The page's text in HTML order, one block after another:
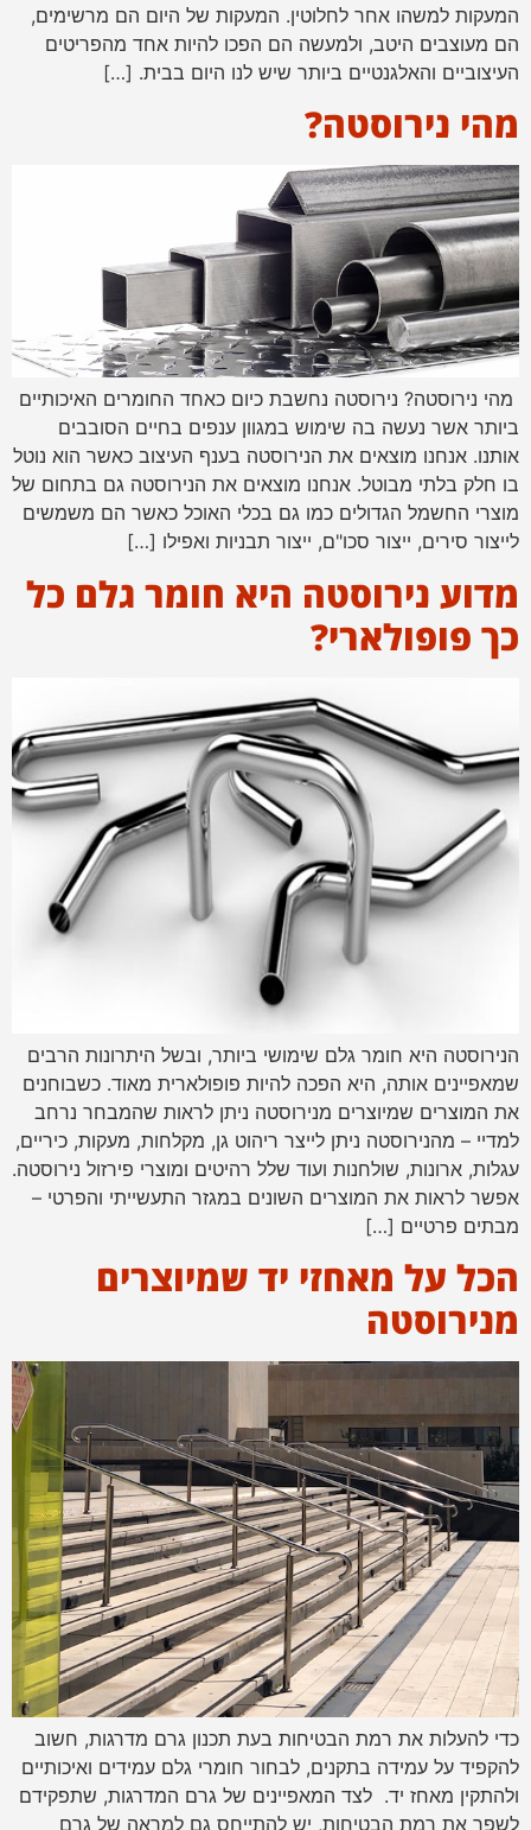
המעקות למשהו אחר לחלוטין. המעקות של היום הם מרשימים,
הם מעוצבים היטב, ולמעשה הם הפכו להיות אחד מהפריטים
העיצוביים והאלגנטיים ביותר שיש לנו היום בבית. […]
מהי נירוסטה?
מהי נירוסטה? נירוסטה נחשבת כיום כאחד החומרים האיכותיים
ביותר אשר נעשה בה שימוש במגוון ענפים בחיים הסובבים
אותנו. אנחנו מוצאים את הנירוסטה בענף העיצוב כאשר הוא נוטל
בו חלק בלתי מבוטל. אנחנו מוצאים את הנירוסטה גם בתחום של
מוצרי החשמל הגדולים כמו גם בכלי האוכל כאשר הם משמשים
לייצור סירים, ייצור סכו"ם, ייצור תבניות ואפילו […]
מדוע נירוסטה היא חומר גלם כל
כך פופולארי?
הנירוסטה היא חומר גלם שימושי ביותר, ובשל היתרונות הרבים
שמאפיינים אותה, היא הפכה להיות פופולארית מאוד. כשבוחנים
את המוצרים שמיוצרים מנירוסטה ניתן לראות שהמבחר נרחב
למדיי – מהנירוסטה ניתן לייצר ריהוט גן, מקלחות, מעקות, כיריים,
עגלות, ארונות, שולחנות ועוד שלל רהיטים ומוצרי פירזול נירוסטה.
אפשר לראות את המוצרים השונים במגזר התעשייתי והפרטי –
מבתים פרטיים […]
הכל על מאחזי יד שמיוצרים
מנירוסטה
כדי להעלות את רמת הבטיחות בעת תכנון גרם מדרגות, חשוב
להקפיד על עמידה בתקנים, לבחור חומרי גלם עמידים ואיכותיים
ולהתקין מאחז יד. לצד המאפיינים של גרם המדרגות, שתפקידם
לשפר את רמת הבטיחות, יש להתייחס גם למראה של גרם